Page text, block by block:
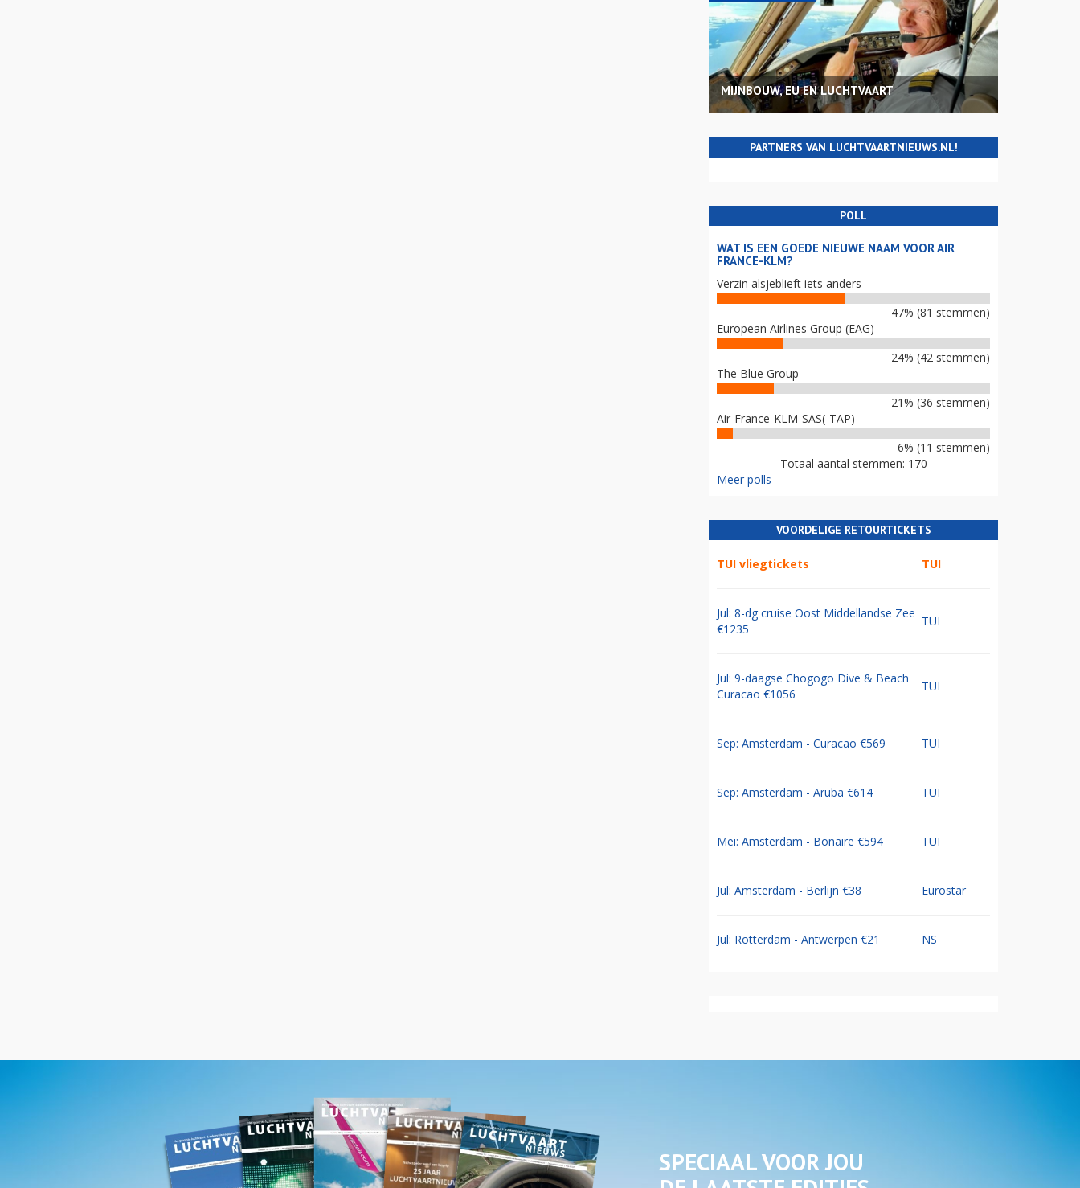
MIJNBOUW, EU EN LUCHTVAART
PARTNERS VAN LUCHTVAARTNIEUWS.NL!
POLL
WAT IS EEN GOEDE NIEUWE NAAM VOOR AIR
FRANCE-KLM?
Verzin alsjeblieft iets anders
47% (81 stemmen)
European Airlines Group (EAG)
24% (42 stemmen)
The Blue Group
21% (36 stemmen)
Air-France-KLM-SAS(-TAP)
6% (11 stemmen)
Totaal aantal stemmen: 170
Meer polls
VOORDELIGE RETOURTICKETS
TUI vliegtickets TUI
Jul: 8-dg cruise Oost Middellandse Zee
€1235
TUI
Jul: 9-daagse Chogogo Dive & Beach
Curacao €1056
TUI
Sep: Amsterdam - Curacao €569 TUI
Sep: Amsterdam - Aruba €614 TUI
Mei: Amsterdam - Bonaire €594 TUI
Jul: Amsterdam - Berlijn €38 Eurostar
Jul: Rotterdam - Antwerpen €21 NS
SPECIAAL VOOR JOU